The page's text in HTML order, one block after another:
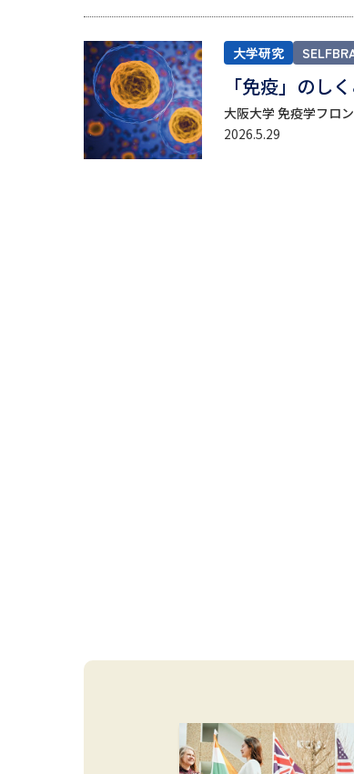
大学研究
「免疫」のし
大阪大学 免疫学フロ
2026.5.29